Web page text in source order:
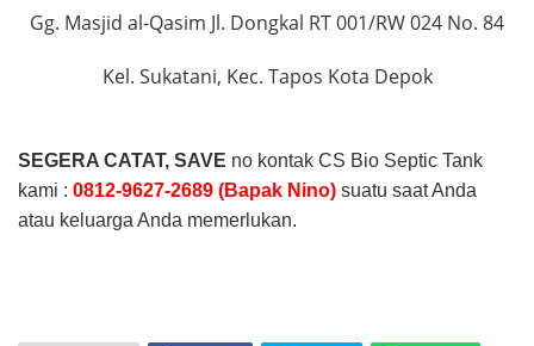
Gg. Masjid al-Qasim Jl. Dongkal RT 001/RW 024 No. 84
Kel. Sukatani, Kec. Tapos Kota Depok
SEGERA CATAT, SAVE no kontak CS Bio Septic Tank
kami : 0812-9627-2689 (Bapak Nino) suatu saat Anda
atau keluarga Anda memerlukan.